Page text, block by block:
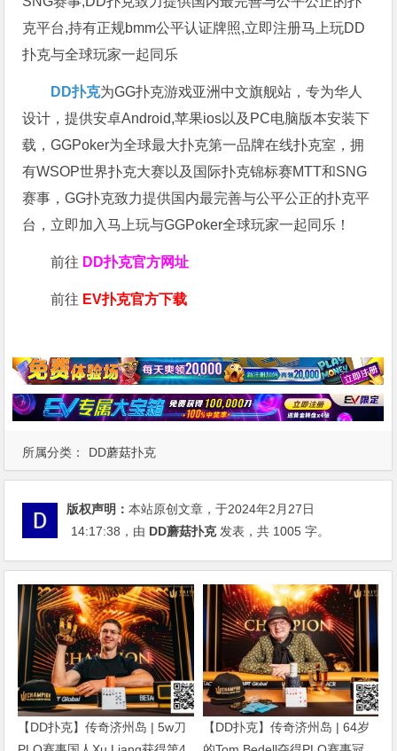
所属分类： DD蘑菇扑克
克平台,持有正规bmm公平认证牌照,立即注册马上玩DD
扑克与全球玩家一起同乐
DD扑克为GG扑克游戏亚洲中文旗舰站，专为华人
设计，提供安卓Android,苹果ios以及PC电脑版本安装下
载，GGPoker为全球最大扑克第一品牌在线扑克室，拥
有WSOP世界扑克大赛以及国际扑克锦标赛MTT和SNG
赛事，GG扑克致力提供国内最完善与公平公正的扑克平
台，立即加入马上玩与GGPoker全球玩家一起同乐！
前往 DD扑克官方网址
前往 EV扑克官方下载
版权声明：本站原创文章，于2024年2月27日
14:17:38 ，由 DD蘑菇扑克发表，共 1005 字。
【DD扑克】传奇济州岛 | 5w刀
【DD扑克】传奇济州岛 | 64岁